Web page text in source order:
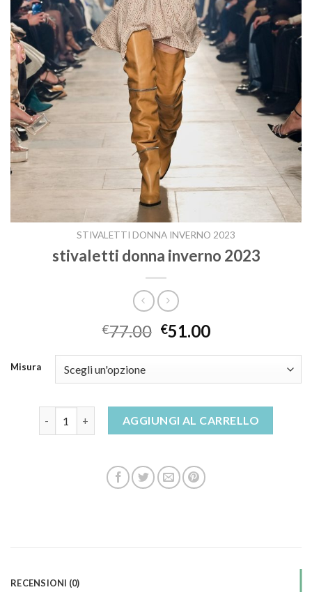
STIVALETTI DONNA INVERNO 2023
stivaletti donna inverno 2023
€77.00 €51.00
Misura
stivaletti donna inverno 2023 quantità
AGGIUNGI AL CARRELLO
RECENSIONI (0)